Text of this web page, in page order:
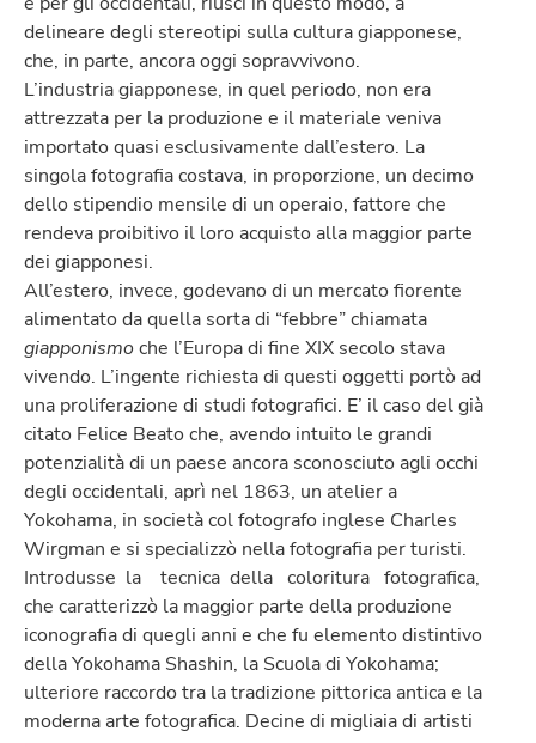
delineare degli stereotipi sulla cultura giapponese,
che, in parte, ancora oggi sopravvivono.
L’industria giapponese, in quel periodo, non era
attrezzata per la produzione e il materiale veniva
importato quasi esclusivamente dall’estero. La
singola fotografia costava, in proporzione, un decimo
dello stipendio mensile di un operaio, fattore che
rendeva proibitivo il loro acquisto alla maggior parte
dei giapponesi.
All’estero, invece, godevano di un mercato fiorente
alimentato da quella sorta di “febbre” chiamata
giapponismoche l’Europa di fine XIX secolo stava
vivendo. L’ingente richiesta di questi oggetti portò ad
una proliferazione di studi fotografici. E’ il caso del già
citato Felice Beato che, avendo intuito le grandi
potenzialità di un paese ancora sconosciuto agli occhi
degli occidentali, aprì nel 1863, un atelier a
Yokohama, in società col fotografo inglese Charles
Wirgman e si specializzò nella fotografia per turisti.
Introdusse la tecnica della coloritura fotografica,
che caratterizzò la maggior parte della produzione
iconografia di quegli anni e che fu elemento distintivo
della Yokohama Shashin, la Scuola di Yokohama;
ulteriore raccordo tra la tradizione pittorica antica e la
moderna arte fotografica. Decine di migliaia di artisti